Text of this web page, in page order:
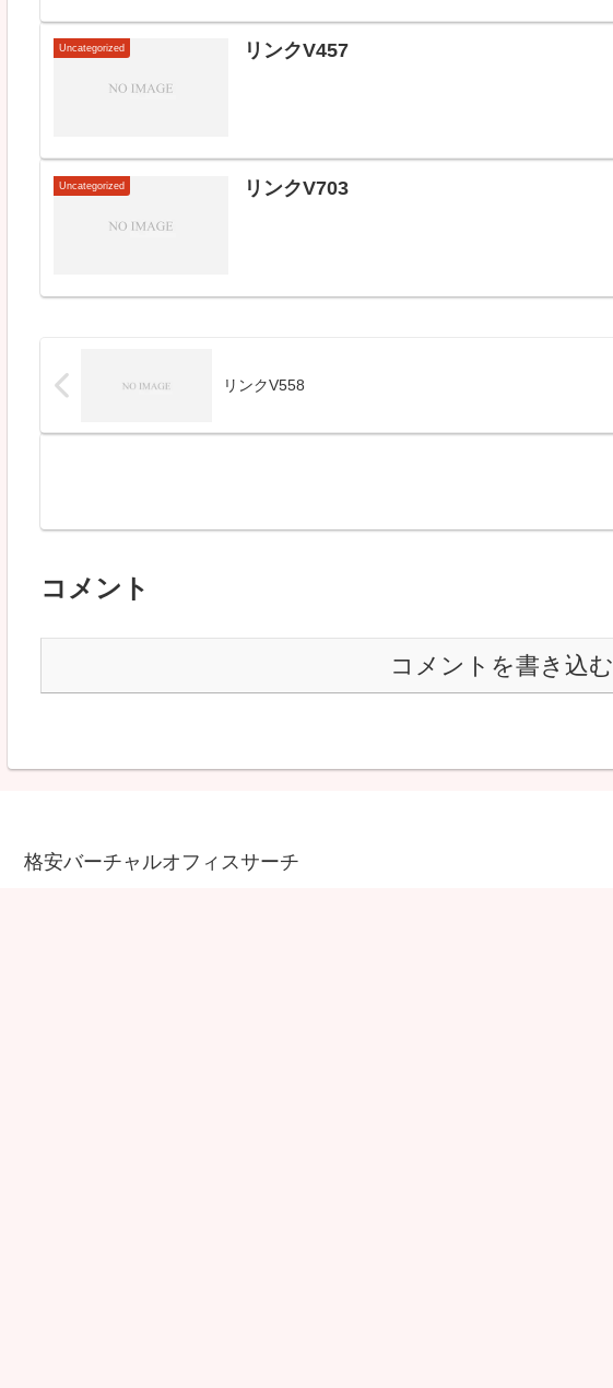
Uncategorized リンクV457
Uncategorized リンクV703
リンクV558
コメント
コメントを書き込む
格安バーチャルオフィスサーチ